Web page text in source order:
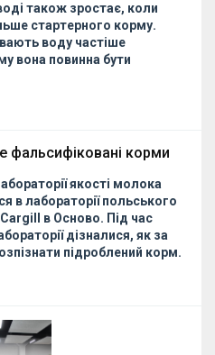
також зростає, коли
стартерного корму.
воду частіше
вона повинна бути
фальсифіковані корми
якості молока
в лабораторії польського
Cargill
в Осново. Під час
дізналися, як за
підроблений корм.